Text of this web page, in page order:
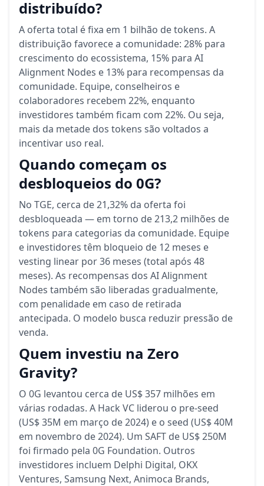
distribuído?
A oferta total é fixa em 1 bilhão de tokens. A
distribuição favorece a comunidade: 28% para
crescimento do ecossistema, 15% para AI
Alignment Nodes e 13% para recompensas da
comunidade. Equipe, conselheiros e
colaboradores recebem 22%, enquanto
investidores também ficam com 22%. Ou seja,
mais da metade dos tokens são voltados a
incentivar uso real.
Quando começam os
desbloqueios do 0G?
No TGE, cerca de 21,32% da oferta foi
desbloqueada — em torno de 213,2 milhões de
tokens para categorias da comunidade. Equipe
e investidores têm bloqueio de 12 meses e
vesting linear por 36 meses (total após 48
meses). As recompensas dos AI Alignment
Nodes também são liberadas gradualmente,
com penalidade em caso de retirada
antecipada. O modelo busca reduzir pressão de
venda.
Quem investiu na Zero
Gravity?
O 0G levantou cerca de US$ 357 milhões em
várias rodadas. A Hack VC liderou o pre-seed
(US$ 35M em março de 2024) e o seed (US$ 40M
em novembro de 2024). Um SAFT de US$ 250M
foi firmado pela 0G Foundation. Outros
investidores incluem Delphi Digital, OKX
Ventures, Samsung Next, Animoca Brands,